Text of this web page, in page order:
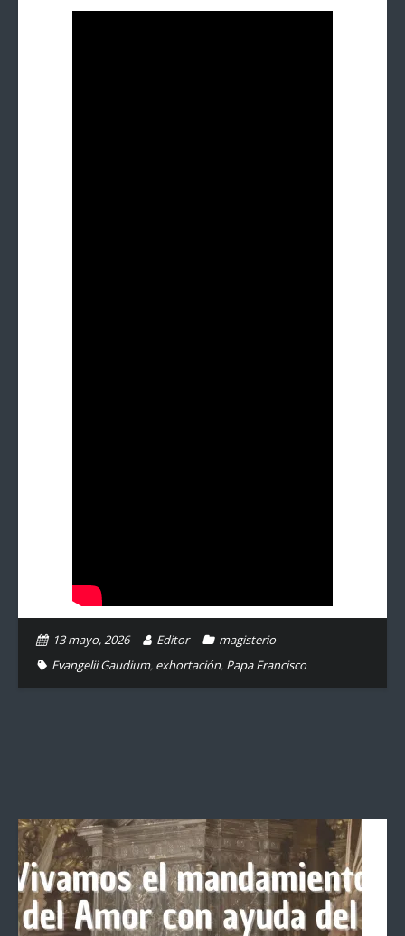
13 mayo, 2026 Editor
magisterio
Evangelii Gaudium, exhortación, Papa Francisco